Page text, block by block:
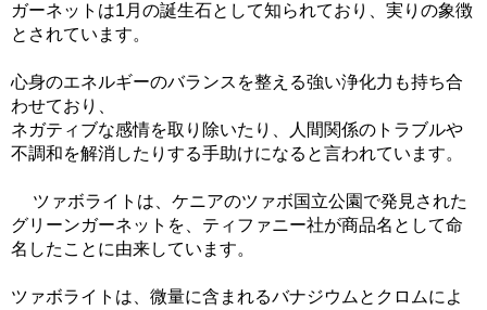
ガーネットは1月の誕生石として知られており、実りの象徴
とされています。
心身のエネルギーのバランスを整える強い浄化力も持ち合
わせており、
ネガティブな感情を取り除いたり、人間関係のトラブルや
不調和を解消したりする手助けになると言われています。
ツァボライトは、ケニアのツァボ国立公園で発見された
グリーンガーネットを、ティファニー社が商品名として命
名したことに由来しています。
ツァボライトは、微量に含まれるバナジウムとクロムによ